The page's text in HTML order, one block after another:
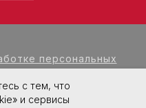
персональных
данных,
с тем, что
и сервисы